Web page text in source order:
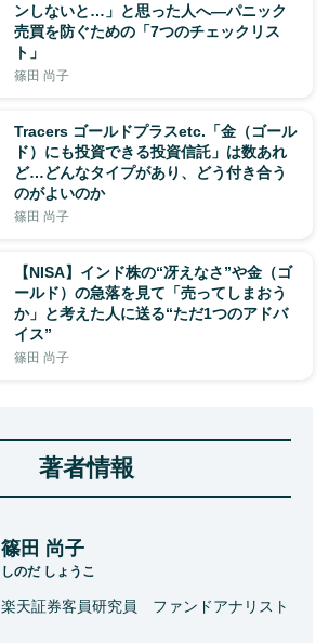
ンしないと…」と思った人へ―パニック
売買を防ぐための「7つのチェックリス
ト」
篠田 尚子
Tracers ゴールドプラスetc.「金（ゴール
ド）にも投資できる投資信託」は数あれ
ど…どんなタイプがあり、どう付き合う
のがよいのか
篠田 尚子
【NISA】インド株の“冴えなさ”や金（ゴ
ールド）の急落を見て「売ってしまおう
か」と考えた人に送る“ただ1つのアドバ
イス”
篠田 尚子
著者情報
篠田 尚子
しのだ しょうこ
楽天証券客員研究員 ファンドアナリスト